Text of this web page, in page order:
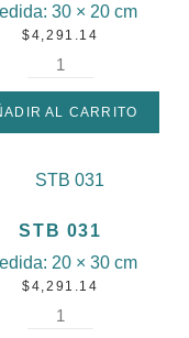
30 × 20 cm
$4,291.14
AL CARRITO
STB 031
20 × 30 cm
$4,291.14